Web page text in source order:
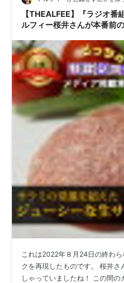
【THEALFEE】『ラジオ番
ルフィー桜井さんが本番前
これは2022年８月24日の終わ
クを再現したものです。 桜井さ
しゃっていましたね！ この間